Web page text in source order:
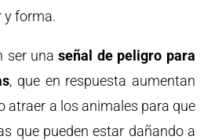
y forma.
ser unaseñal de peligro para
, que en respuesta aumentan
atraer a los animales para que
que pueden estar dañando a